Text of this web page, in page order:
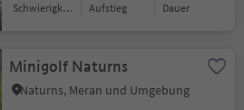
Schwierigkeitsgrad Aufstieg Dauer
Minigolf Naturns
Naturns, Meran und Umgebung